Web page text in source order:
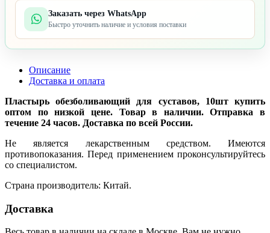
Заказать через WhatsApp
Быстро уточнить наличие и условия поставки
Описание
Доставка и оплата
Пластырь обезболивающий для суставов, 10шт купить
оптом по низкой цене. Товар в наличии. Отправка в
течение 24 часов. Доставка по всей России.
Не является лекарственным средством. Имеются
противопоказания. Перед применением проконсультируйтесь
со специалистом.
Страна производитель: Китай.
Доставка